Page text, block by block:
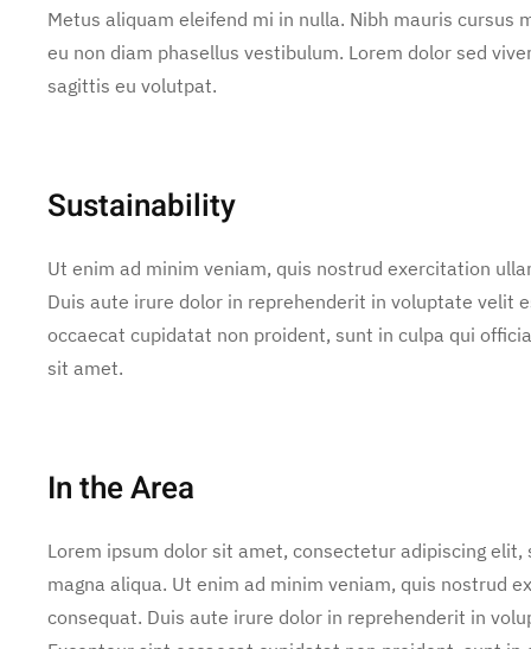
Metus aliquam eleifend mi in nulla. Nibh mauris
eu non diam phasellus vestibulum. Lorem dolor sed
sagittis eu volutpat.
Sustainability
Ut enim ad minim veniam, quis nostrud exercitation
Duis aute irure dolor in reprehenderit in voluptate velit
occaecat cupidatat non proident, sunt in culpa qui
sit amet.
In the Area
Lorem ipsum dolor sit amet, consectetur adipiscing
magna aliqua. Ut enim ad minim veniam, quis nostrud
consequat. Duis aute irure dolor in reprehenderit in